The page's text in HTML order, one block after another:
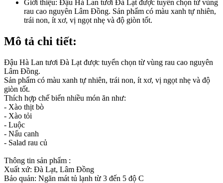
Giới thiệu: Đậu Hà Lan tươi Đà Lạt được tuyển chọn từ vùng
rau cao nguyên Lâm Đồng. Sản phẩm có màu xanh tự nhiên,
trái non, ít xơ, vị ngọt nhẹ và độ giòn tốt.
Mô tả chi tiết:
Đậu Hà Lan tươi Đà Lạt được tuyển chọn từ vùng rau cao nguyên
Lâm Đồng.
Sản phẩm có màu xanh tự nhiên, trái non, ít xơ, vị ngọt nhẹ và độ
giòn tốt.
Thích hợp chế biến nhiều món ăn như:
- Xào thịt bò
- Xào tỏi
- Luộc
- Nấu canh
- Salad rau củ
Thông tin sản phẩm :
Xuất xứ: Đà Lạt, Lâm Đồng
Bảo quản: Ngăn mát tủ lạnh từ 3 đến 5 độ C